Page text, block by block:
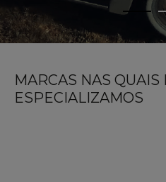
MARCAS NAS QUAIS
ESPECIALIZAMOS